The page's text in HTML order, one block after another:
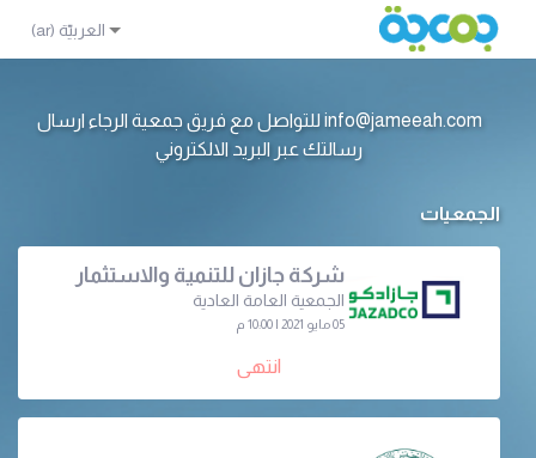
info@jameeah.com للتواصل مع فريق جمعية الرجاء ارسال
رسالتك عبر البريد الالكتروني
الجمعيات
شركة جازان للتنمية والاستثمار
الجمعية العامة العادية
05 مايو 2021 | 10:00 م
انتهى